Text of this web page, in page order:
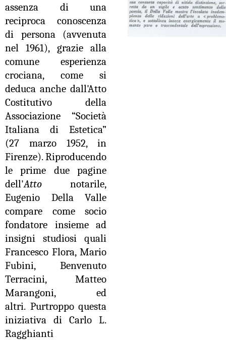
assenza di una
reciproca conoscenza
di persona (avvenuta
nel 1961), grazie alla
comune esperienza
crociana, come si
deduca anche dall'Atto
Costitutivo della
Associazione “Società
Italiana di Estetica”
(27 marzo 1952, in
Firenze). Riproducendo
le prime due pagine
dell'Atto notarile,
Eugenio Della Valle
compare come socio
fondatore insieme ad
insigni studiosi quali
Francesco Flora, Mario
Fubini, Benvenuto
Terracini, Matteo
Marangoni, ed
altri. Purtroppo questa
iniziativa di Carlo L.
Ragghianti